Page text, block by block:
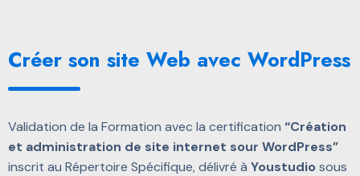
Créer son site Web avec WordPress
Validation de la Formation avec la certification “Création
et administration de site internet sour WordPress”
inscrit au Répertoire Spécifique, délivré à Youstudio sous